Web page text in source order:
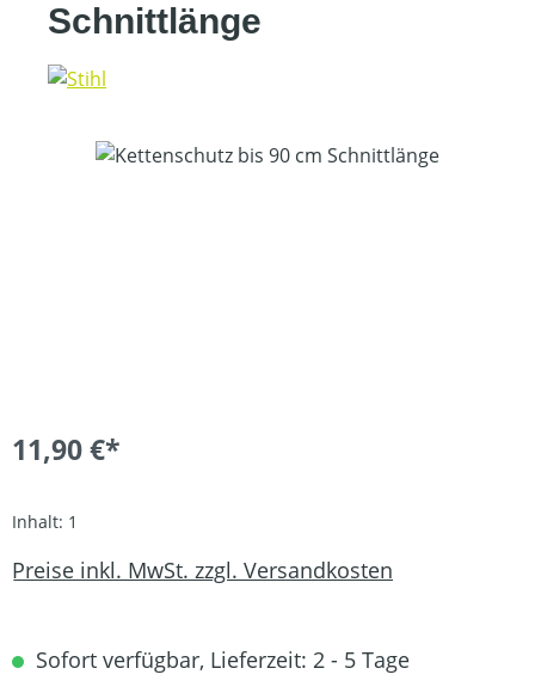
Schnittlänge
Bildergalerie überspringen
11,90 €*
Inhalt: 1
Preise inkl. MwSt. zzgl. Versandkosten
Sofort verfügbar, Lieferzeit: 2 - 5 Tage